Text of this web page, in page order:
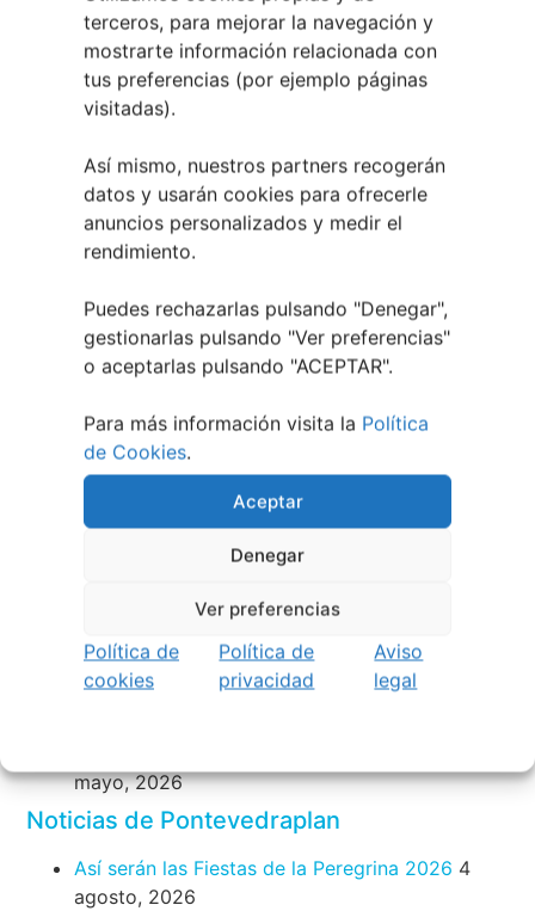
terceros, para mejorar la navegación y
mostrarte información relacionada con
tus preferencias (por ejemplo páginas
visitadas).
Así mismo, nuestros partners recogerán
datos y usarán cookies para ofrecerle
anuncios personalizados y medir el
rendimiento.
Puedes rechazarlas pulsando "Denegar",
gestionarlas pulsando "Ver preferencias"
o aceptarlas pulsando "ACEPTAR".
Para más información visita la Política
de Cookies.
Aceptar
Denegar
Ver preferencias
Política de
cookies
Política de
privacidad
Aviso
legal
Eclipse Solar 2026 en Vigo: el Gran Evento
Astronómico
4 agosto, 2026
Berete Rock 2026 | Festival de Rock de
Festival Noites Teatrais de Vilamarín 2026
julio, 2026
Verano Cultural de Seixalbo 2026 31 mayo,
mayo, 2026
Noticias de Pontevedraplan
Así serán las Fiestas de la Peregrina 2026 4
agosto, 2026